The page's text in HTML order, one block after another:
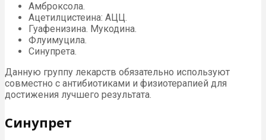
Амброксола.
Ацетилцистеина: АЦЦ.
Гуафенизина. Мукодина.
Флуимуцила.
Синупрета.
Данную группу лекарств обязательно используют
совместно с антибиотиками и физиотерапией для
достижения лучшего результата.
Синупрет